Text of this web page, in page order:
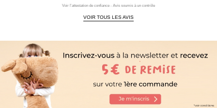
Voir l'attestation de confiance - Avis soumis à un contrôle
VOIR TOUS LES AVIS